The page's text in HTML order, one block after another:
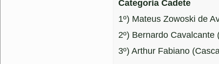
Categoria Cadete
1º) Mateus Zowoski de
2º) Bernardo Cavalcante
3º) Arthur Fabiano